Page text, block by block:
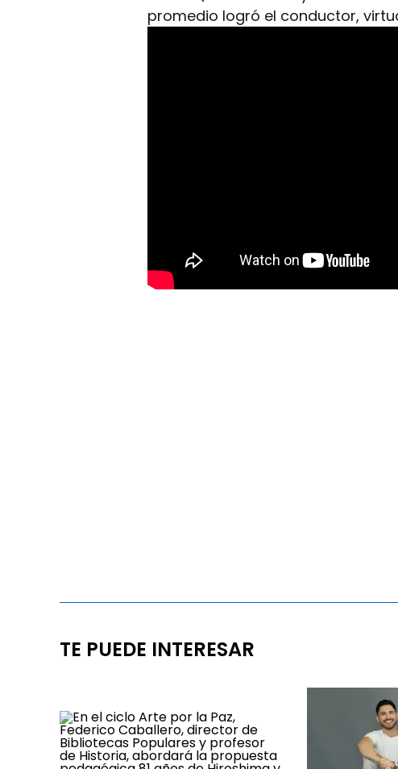
promedio logró el conductor,
TE PUEDE INTERESAR